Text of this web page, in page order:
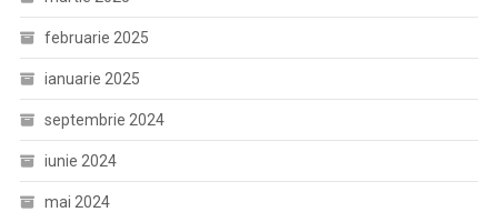
februarie 2025
ianuarie 2025
septembrie 2024
iunie 2024
mai 2024